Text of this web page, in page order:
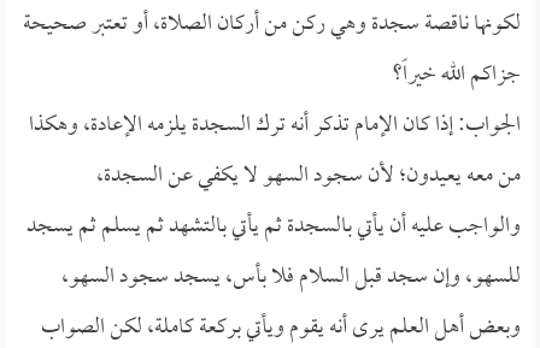
لكونها ناقصة سجدة وهي ركن من أركان الصلاة، أو تعتبر صحيحة
جزاكم الله خيراً؟
الجواب: إذا كان الإمام تذكر أنه ترك السجدة يلزمه الإعادة، وهكذا
من معه يعيدون؛ لأن سجود السهو لا يكفي عن السجدة،
والواجب عليه أن يأتي بالسجدة ثم يأتي بالتشهد ثم يسلم ثم يسجد
للسهو، وإن سجد قبل السلام فلا بأس، يسجد سجود السهو،
وبعض أهل العلم يرى أنه يقوم ويأتي بركعة كاملة، لكن الصواب